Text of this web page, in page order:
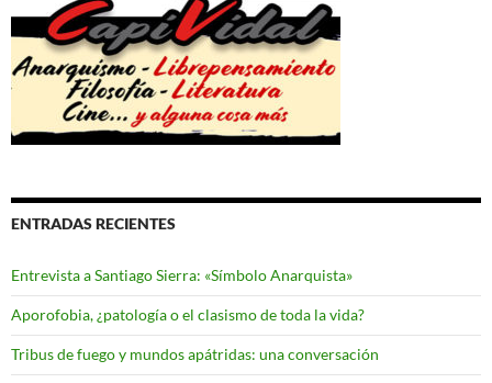
ENTRADAS RECIENTES
Entrevista a Santiago Sierra: «Símbolo Anarquista»
Aporofobia, ¿patología o el clasismo de toda la vida?
Tribus de fuego y mundos apátridas: una conversación